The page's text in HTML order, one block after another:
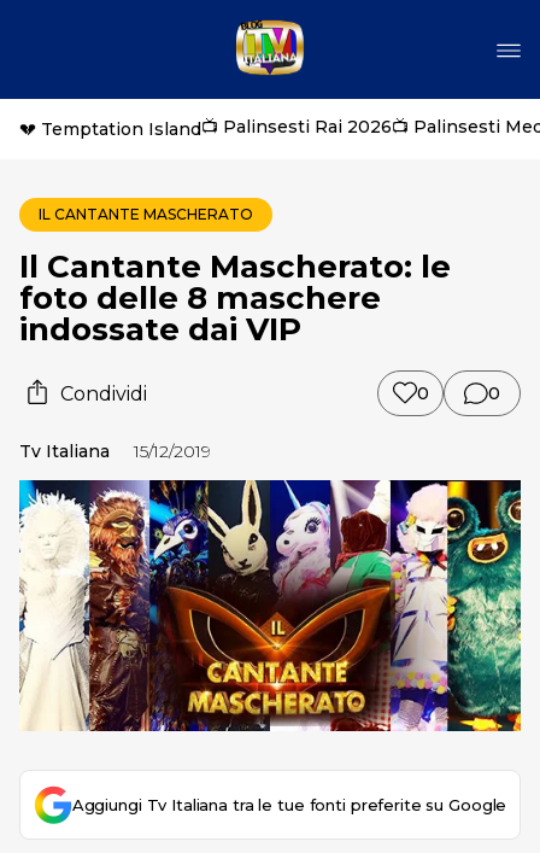
💔 Temptation Island📺 Palinsesti Rai 2026📺 Palinsesti
IL CANTANTE MASCHERATO
Il Cantante Mascherato: le
foto delle 8 maschere
indossate dai VIP
Condividi 0 0
Tv Italiana 15/12/2019
Aggiungi Tv Italiana tra le tue fonti preferite su Google